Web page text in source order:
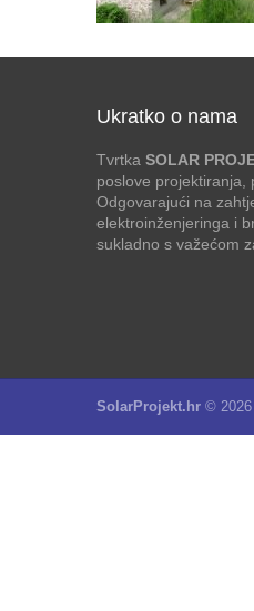
Ukratko o nama
Tvrtka SOLAR
poslove projektiranja,
Odgovarajući na
elektroinženjeringa i
sukladno s važećom
SolarProjekt.hr ©